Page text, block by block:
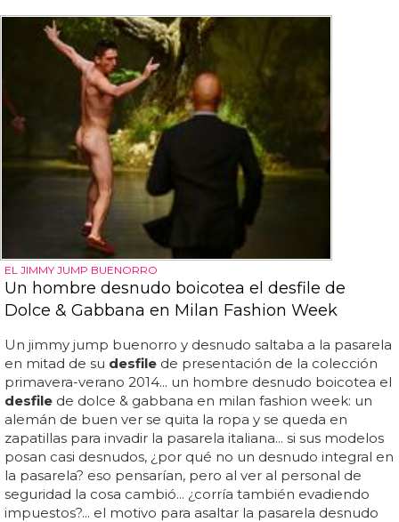
EL JIMMY JUMP BUENORRO
Un hombre desnudo boicotea el desfile de
Dolce & Gabbana en Milan Fashion Week
Un jimmy jump buenorro y desnudo saltaba a la pasarela
en mitad de su desfile de presentación de la colección
primavera-verano 2014... un hombre desnudo boicotea el
desfile de dolce & gabbana en milan fashion week: un
alemán de buen ver se quita la ropa y se queda en
zapatillas para invadir la pasarela italiana... si sus modelos
posan casi desnudos, ¿por qué no un desnudo integral en
la pasarela? eso pensarían, pero al ver al personal de
seguridad la cosa cambió... ¿corría también evadiendo
impuestos?... el motivo para asaltar la pasarela desnudo